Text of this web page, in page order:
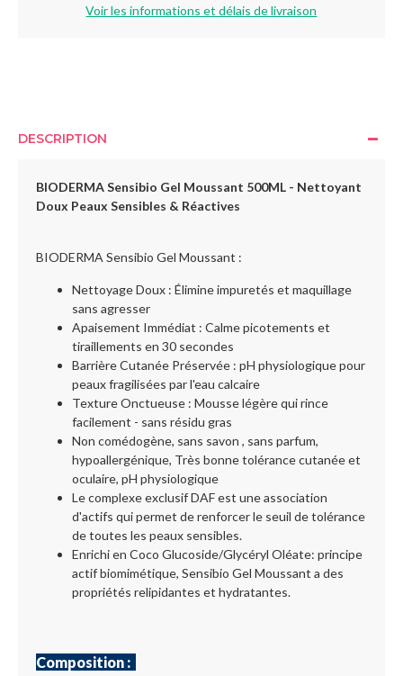
Voir les informations et délais de livraison
DESCRIPTION
BIODERMA Sensibio Gel Moussant 500ML - Nettoyant
Doux Peaux Sensibles & Réactives
BIODERMA Sensibio Gel Moussant :
Nettoyage Doux : Élimine impuretés et maquillage
sans agresser
Apaisement Immédiat : Calme picotements et
tiraillements en 30 secondes
Barrière Cutanée Préservée : pH physiologique pour
peaux fragilisées par l'eau calcaire
Texture Onctueuse : Mousse légère qui rince
facilement - sans résidu gras
Non comédogène, sans savon , sans parfum,
hypoallergénique, Très bonne tolérance cutanée et
oculaire, pH physiologique
Le complexe exclusif DAF est une association
d'actifs qui permet de renforcer le seuil de tolérance
de toutes les peaux sensibles.
Enrichi en Coco Glucoside/Glycéryl Oléate: principe
actif biomimétique, Sensibio Gel Moussant a des
propriétés relipidantes et hydratantes.
Composition :